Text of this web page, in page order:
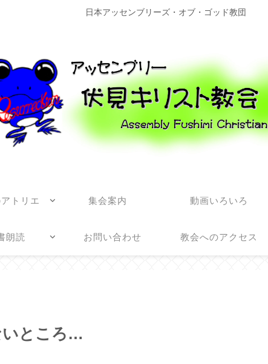
日本アッセンブリーズ・オブ・ゴッド教団
トリエ 集会案内 動画いろいろ
朗読 お問い合わせ 教会へのアクセス
いところ…